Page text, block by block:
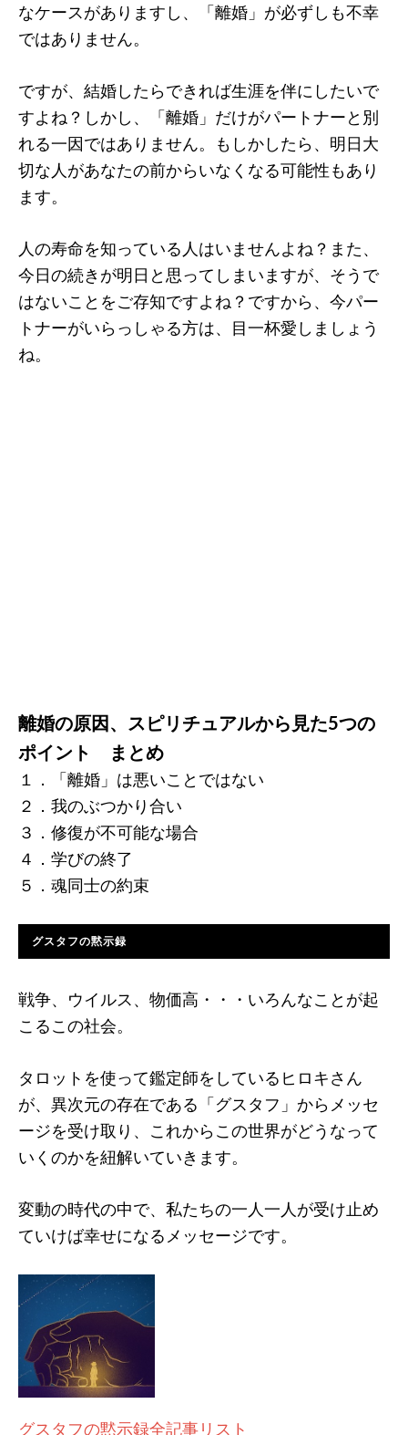
なケースがありますし、「離婚」が必ずしも不幸
ではありません。
ですが、結婚したらできれば生涯を伴にしたいで
すよね？しかし、「離婚」だけがパートナーと別
れる一因ではありません。もしかしたら、明日大
切な人があなたの前からいなくなる可能性もあり
ます。
人の寿命を知っている人はいませんよね？また、
今日の続きが明日と思ってしまいますが、そうで
はないことをご存知ですよね？ですから、今パー
トナーがいらっしゃる方は、目一杯愛しましょう
ね。
離婚の原因、スピリチュアルから見た5つの
ポイント まとめ
１．「離婚」は悪いことではない
２．我のぶつかり合い
３．修復が不可能な場合
４．学びの終了
５．魂同士の約束
グスタフの黙示録
戦争、ウイルス、物価高・・・いろんなことが起
こるこの社会。
タロットを使って鑑定師をしているヒロキさん
が、異次元の存在である「グスタフ」からメッセ
ージを受け取り、これからこの世界がどうなって
いくのかを紐解いていきます。
変動の時代の中で、私たちの一人一人が受け止め
ていけば幸せになるメッセージです。
グスタフの黙示録全記事リスト